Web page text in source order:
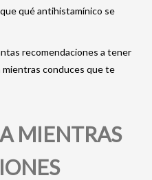
qué antihistamínico se
recomendaciones a tener
mientras conduces que te
MIENTRAS